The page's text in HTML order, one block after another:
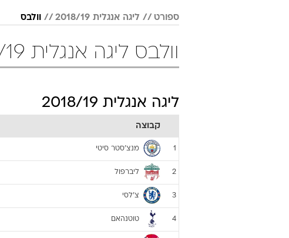
ספורט ליגה אנגלית 2018/19 וולבס
וולבס ליגה אנגלית 2018/19 כדורגל
ליגה אנגלית 2018/19
קבוצה
1 מנצ'סטר סיטי
2 ליברפול
3 צ'לסי
4 טוטנהאם